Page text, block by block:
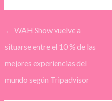
← WAH Show vuelve a
situarse entre el 10 % de las
mejores experiencias del
mundo según Tripadvisor